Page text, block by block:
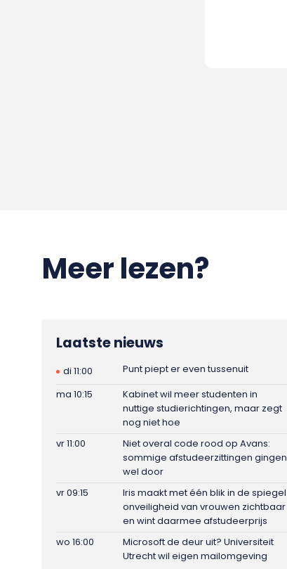
Meer lezen?
Laatste nieuws
di 11:00
Punt piept er even tussenuit
ma 10:15
Kabinet wil meer studenten in
nuttige studierichtingen, maar zegt
nog niet hoe
vr 11:00
Niet overal code rood op Avans:
sommige afstudeerzittingen gingen
wel door
vr 09:15
Iris maakt met één blik in de spiegel
onveiligheid van vrouwen zichtbaar
en wint daarmee afstudeerprijs
wo 16:00
Microsoft de deur uit? Universiteit
Utrecht wil eigen mailomgeving